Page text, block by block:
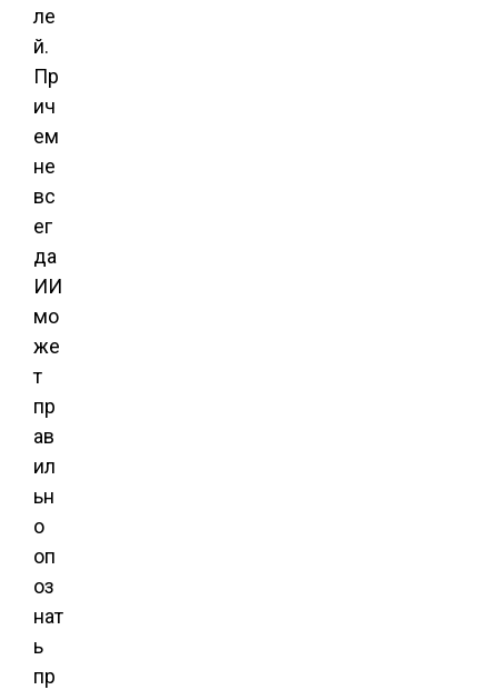
ле
й.
Пр
ич
ем
не
вс
ег
да
ИИ
мо
же
т
пр
ав
ил
ьн
о
оп
оз
нат
ь
пр